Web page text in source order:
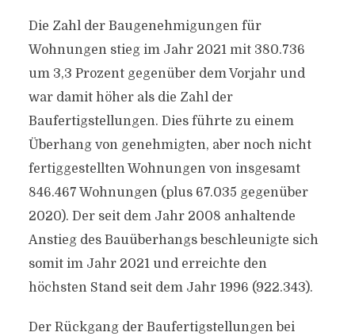
Die Zahl der Baugenehmigungen für
Wohnungen stieg im Jahr 2021 mit 380.736
um 3,3 Prozent gegenüber dem Vorjahr und
war damit höher als die Zahl der
Baufertigstellungen. Dies führte zu einem
Überhang von genehmigten, aber noch nicht
fertiggestellten Wohnungen von insgesamt
846.467 Wohnungen (plus 67.035 gegenüber
2020). Der seit dem Jahr 2008 anhaltende
Anstieg des Bauüberhangs beschleunigte sich
somit im Jahr 2021 und erreichte den
höchsten Stand seit dem Jahr 1996 (922.343).
Der Rückgang der Baufertigstellungen bei